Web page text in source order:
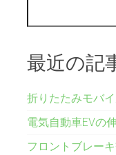
最近の記
折りたたみモバ
電気自動車EVの
フロントブレーキ